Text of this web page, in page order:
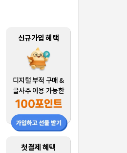
신규가입 혜택
디지털 부적 구매 &
글사주 이용 가능한
첫결제 혜택